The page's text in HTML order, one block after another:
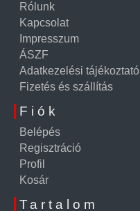
Rólunk
Kapcsolat
Impresszum
ÁSZF
Adatkezelési tájékoztató
Fizetés és szállítás
Fiók
Belépés
Regisztráció
Profil
Kosár
Tartalom